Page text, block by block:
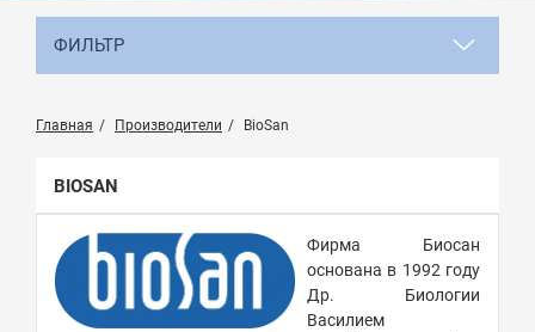
ФИЛЬТР
Главная Производители BioSan
BIOSAN
Фирма Биосан
основана в 1992 году
Др. Биологии
Василием